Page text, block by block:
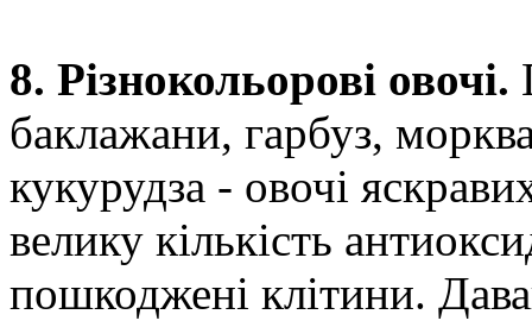
8. Різнокольорові овочі.
баклажани, гарбуз,
кукурудза - овочі
велику кількість
пошкоджені клітини.